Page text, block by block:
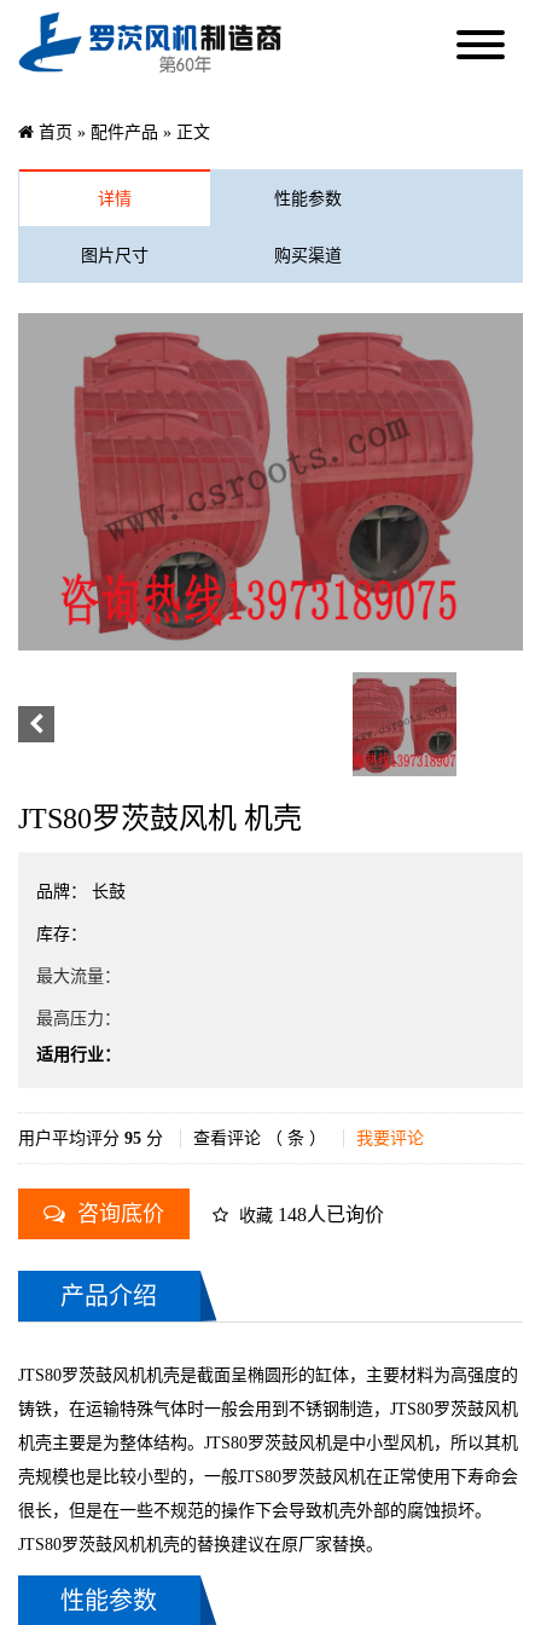
首页 » 配件产品 » 正文
详情 性能参数
图片尺寸 购买渠道
JTS80罗茨鼓风机 机壳
品牌： 长鼓
库存：
最大流量：
最高压力：
适用行业：
用户平均评分 95 分 查看评论 （ 条 ） 我要评论
咨询底价 收藏 148人已询价
产品介绍
JTS80罗茨鼓风机机壳是截面呈椭圆形的缸体，主要材料为高强度的
铸铁，在运输特殊气体时一般会用到不锈钢制造，JTS80罗茨鼓风机
机壳主要是为整体结构。JTS80罗茨鼓风机是中小型风机，所以其机
壳规模也是比较小型的，一般JTS80罗茨鼓风机在正常使用下寿命会
很长，但是在一些不规范的操作下会导致机壳外部的腐蚀损坏。
JTS80罗茨鼓风机机壳的替换建议在原厂家替换。
性能参数